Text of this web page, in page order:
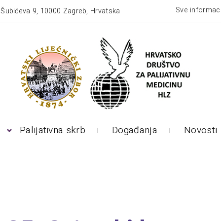
Šubićeva 9, 10000 Zagreb, Hrvatska Sve
Palijativna skrb Događanja Novosti